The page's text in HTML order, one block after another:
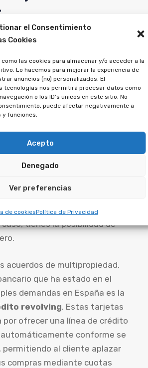
el Consentimiento
Cookies
las cookies para almacenar y/o acceder a la
Lo hacemos para mejorar la experiencia de
anuncios (no) personalizados. El
tecnologías nos permitirá procesar datos como
o los ID's únicos en este sitio. No
puede afectar negativamente a
funciones.
Acepto
Denegado
Ver preferencias
de cookiesPolítica de Privacidad
así, deja tus datos, y
reclamar.
una tarjeta
aplazado?
los
abusivos.
imponen tipos de interés
pagando sin fin.
tribunales. Si reconoces este
tienes la posibilidad de
acuerdos de multipropiedad,
que ha estado en el
demandas en España es la
revolving. Estas tarjetas
por ofrecer una línea de crédito
automáticamente conforme se
permitiendo al cliente aplazar
compras mediante cuotas